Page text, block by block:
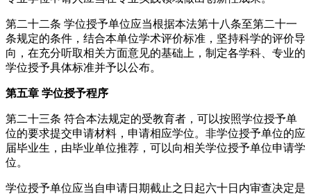
第二十二条 学位授予单位应当根据本法第十八条至第二十一
条规定的条件，结合本单位学术评价标准，坚持科学的评价导
向，在充分听取相关方面意见的基础上，制定各学科、专业的
学位授予具体标准并予以公布。
第五章 学位授予程序
第二十三条 符合本法规定的受教育者，可以按照学位授予单
位的要求提交申请材料，申请相应学位。非学位授予单位的应
届毕业生，由毕业单位推荐，可以向相关学位授予单位申请学
位。
学位授予单位应当自申请日期截止之日起六十日内审查决定是